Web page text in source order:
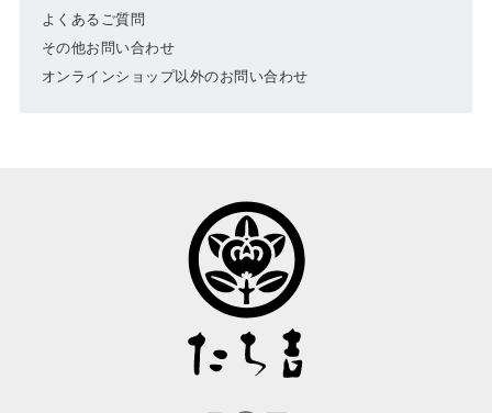
よくあるご質問
その他お問い合わせ
オンラインショップ以外のお問い合わせ